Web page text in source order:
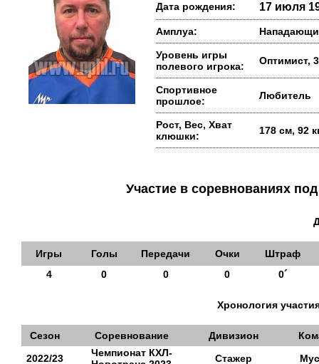
Дата рождения: 17 июля
Амплуа:
Уровень игры
полевого игрока:
Оптимист, 3
Спортивное
прошлое:
Любитель
Рост, Вес, Хват
клюшки:
178 см, 92
Участие в соревнованиях
Игры Голы Передачи Очки
Штраф
4
0 0 0 0´
Хронология
Сезон Соревнование Дивизион
2022/23
Чемпионат КХЛ-
Стажер